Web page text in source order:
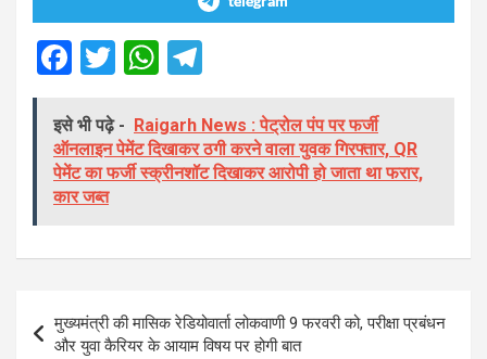
F
ce
b
o
k
T
tt
er
W
at
s
A
p
e
gr
इसे भी पढ़े -
Raigarh News : पेट्रोल पंप पर फर्जी
ऑनलाइन पेमेंट दिखाकर ठगी करने वाला युवक गिरफ्तार, QR
पेमेंट का फर्जी स्क्रीनशॉट दिखाकर आरोपी हो जाता था फरार,
कार जब्त
navigation
मुख्यमंत्री की मासिक रेडियोवार्ता लोकवाणी 9 फरवरी को, परीक्षा प्रबंधन
और युवा कैरियर के आयाम विषय पर होगी बात